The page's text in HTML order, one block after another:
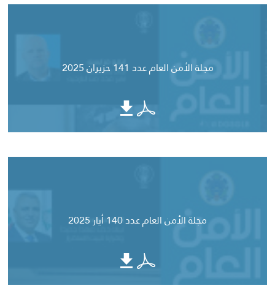
مجلة الأمن العام عدد 141 حزيران 2025
مجلة الأمن العام عدد 140 أيار 2025